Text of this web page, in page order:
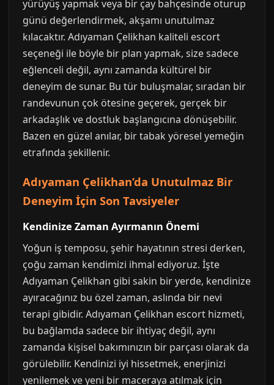
yürüyüş yapmak veya bir çay bahçesinde oturup
günü değerlendirmek, akşamı unutulmaz
kılacaktır. Adıyaman Çelikhan kaliteli escort
seçeneği ile böyle bir plan yapmak, size sadece
eğlenceli değil, aynı zamanda kültürel bir
deneyim de sunar. Bu tür buluşmalar, sıradan bir
randevunun çok ötesine geçerek, gerçek bir
arkadaşlık ve dostluk başlangıcına dönüşebilir.
Bazen en güzel anılar, bir tabak yöresel yemeğin
etrafında şekillenir.
Adıyaman Çelikhan’da Unutulmaz Bir
Deneyim İçin Son Tavsiyeler
Kendinize Zaman Ayırmanın Önemi
Yoğun iş temposu, şehir hayatının stresi derken,
çoğu zaman kendimizi ihmal ediyoruz. İşte
Adıyaman Çelikhan gibi sakin bir yerde, kendinize
ayıracağınız bu özel zaman, aslında bir nevi
terapi gibidir. Adıyaman Çelikhan escort hizmeti,
bu bağlamda sadece bir ihtiyaç değil, aynı
zamanda kişisel bakımınızın bir parçası olarak da
görülebilir. Kendinizi iyi hissetmek, enerjinizi
yenilemek ve yeni bir maceraya atılmak için